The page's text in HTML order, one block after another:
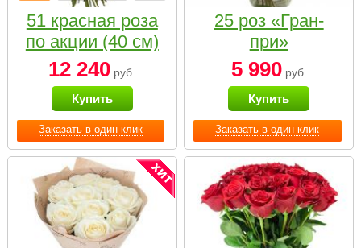
Заказать в один клик
51 красная роза
по акции (40 см)
12 240 руб.
Купить
Заказать в один клик
25 роз «Гран-
при»
5 990руб.
Купить